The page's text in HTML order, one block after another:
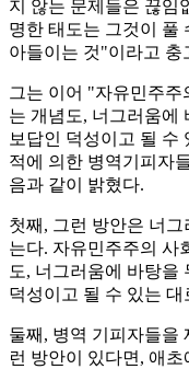
지 않는 문제들은 끊임
명한 태도는 그것이 풀
아들이는 것"이라고 충
그는 이어 "자유민주
는 개념도, 너그러움에
보답인 덕성이고 될 수
적에 의한 병역기피자
음과 같이 밝혔다.
첫째, 그런 방안은 너
는다. 자유민주주의 사
도, 너그러움에 바탕을
덕성이고 될 수 있는
둘째, 병역 기피자들을
런 방안이 있다면, 애